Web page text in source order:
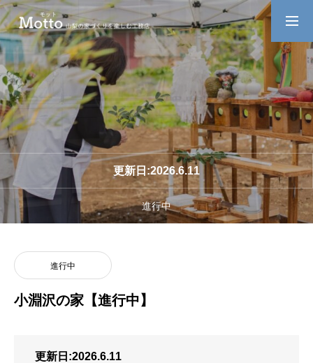
ABOUT US
わたしたちについて
PROJECT
現場の様子をUPしています
RECRUIT
業務拡大につきスタッフ大募集
お問い合わせ
更新日:2026.6.11
進行中
進行中
小淵沢の家【進行中】
更新日:2026.6.11